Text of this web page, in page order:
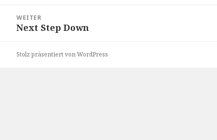
WEITER
Nächster
Next Step Down
Stolz präsentiert von WordPress